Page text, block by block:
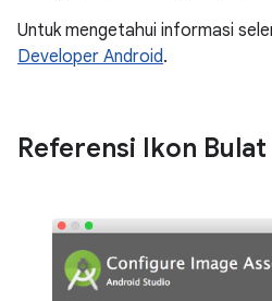
Untuk mengetahui informasi
Developer Android.
Referensi Ikon Bulat